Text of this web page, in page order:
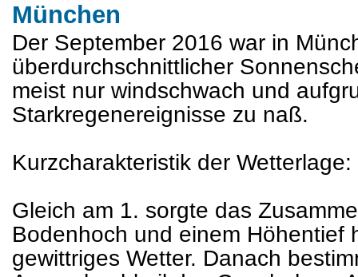
München
Der September 2016 war in
überdurchschnittlicher
meist nur windschwach und
Starkregenereignisse zu naß.
Kurzcharakteristik der Wetterlage:
Gleich am 1. sorgte das
Bodenhoch und einem Höhentief
gewittriges Wetter. Danach